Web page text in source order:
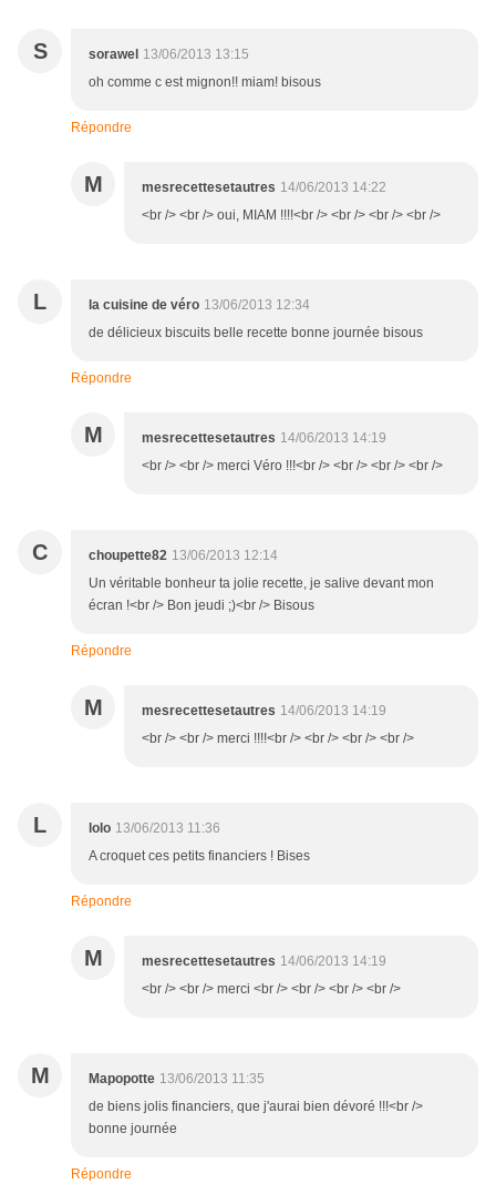
S sorawel 13/06/2013 13:15
oh comme c est mignon!! miam! bisous
Répondre
M mesrecettesetautres 14/06/2013 14:22
<br /> <br /> oui, MIAM !!!!<br /> <br /> <br /> <br />
L la cuisine de véro 13/06/2013 12:34
de délicieux biscuits belle recette bonne journée bisous
Répondre
M mesrecettesetautres 14/06/2013 14:19
<br /> <br /> merci Véro !!!<br /> <br /> <br /> <br />
C choupette82 13/06/2013 12:14
Un véritable bonheur ta jolie recette, je salive devant mon
écran !<br /> Bon jeudi ;)<br /> Bisous
Répondre
M mesrecettesetautres 14/06/2013 14:19
<br /> <br /> merci !!!!<br /> <br /> <br /> <br />
L lolo 13/06/2013 11:36
A croquet ces petits financiers ! Bises
Répondre
M mesrecettesetautres 14/06/2013 14:19
<br /> <br /> merci <br /> <br /> <br /> <br />
M Mapopotte 13/06/2013 11:35
de biens jolis financiers, que j'aurai bien dévoré !!!<br />
bonne journée
Répondre